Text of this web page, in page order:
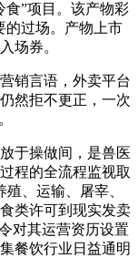
食”项目。该产物彩
的过场。产物上市
场券。
销言语，外卖平台
然拒不更正，一次
于操做间，是兽医
程的全流程监视取
、运输、屠宰、
类许可到现实发卖
对其运营资历设置
餐饮行业日益通明